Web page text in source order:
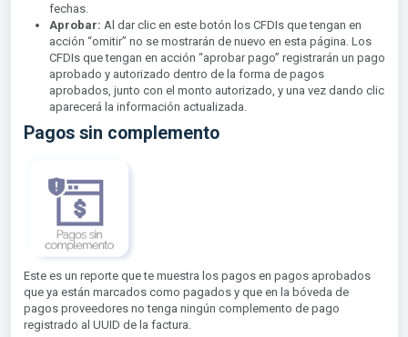
fechas.
Aprobar: Al dar clic en este botón los CFDIs que tengan en
acción “omitir” no se mostrarán de nuevo en esta página. Los
CFDIs que tengan en acción “aprobar pago” registrarán un pago
aprobado y autorizado dentro de la forma de pagos
aprobados, junto con el monto autorizado, y una vez dando clic
aparecerá la información actualizada.
Pagos sin complemento
Este es un reporte que te muestra los pagos en pagos aprobados
que ya están marcados como pagados y que en la bóveda de
pagos proveedores no tenga ningún complemento de pago
registrado al UUID de la factura.